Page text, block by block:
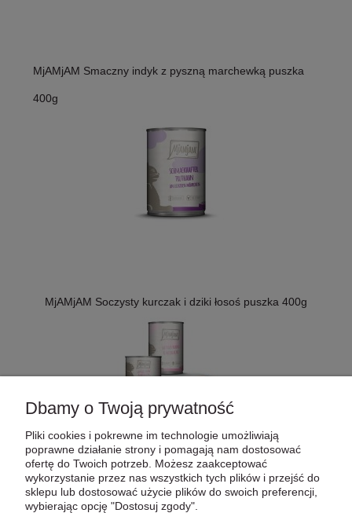
MjAMjAM Smaczny indyk z pyszną marchewką puszka
400g
MjAMjAM Soczysty kurczak i dziki łosoś puszka 400g
MjAMjAM Soczysty kurczak i dziki łosoś puszka 200g
Dbamy o Twoją prywatność
Pliki cookies i pokrewne im technologie umożliwiają
poprawne działanie strony i pomagają nam dostosować
ofertę do Twoich potrzeb. Możesz zaakceptować
wykorzystanie przez nas wszystkich tych plików i przejść do
sklepu lub dostosować użycie plików do swoich preferencji,
wybierając opcję "Dostosuj zgody".